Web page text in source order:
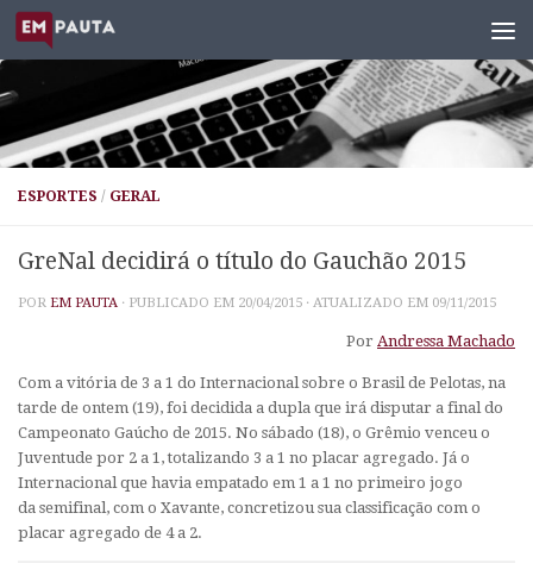
Skip to content
ESPORTES / GERAL
GreNal decidirá o título do Gauchão 2015
POR EM PAUTA · PUBLICADO EM 20/04/2015 · ATUALIZADO EM 09/11/2015
Por Andressa Machado
Com a vitória de 3 a 1 do Internacional sobre o Brasil de Pelotas, na
tarde de ontem (19), foi decidida a dupla que irá disputar a final do
Campeonato Gaúcho de 2015. No sábado (18), o Grêmio venceu o
Juventude por 2 a 1, totalizando 3 a 1 no placar agregado. Já o
Internacional que havia empatado em 1 a 1 no primeiro jogo
da semifinal, com o Xavante, concretizou sua classificação com o
placar agregado de 4 a 2.